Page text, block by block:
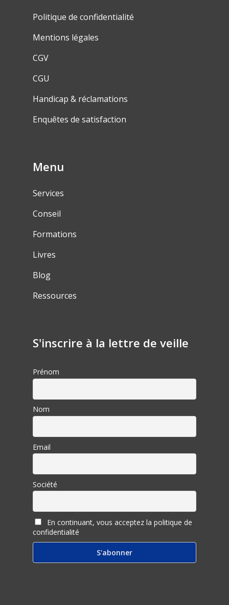
et la SNCF
Politique de confidentialité
Mentions légales
CGV
CGU
Handicap & réclamations
Enquêtes de satisfaction
Menu
Services
Conseil
Formations
Livres
Blog
Ressources
S'inscrire à la lettre de veille
Prénom
Nom
Email
Société
En continuant, vous acceptez la politique de
confidentialité